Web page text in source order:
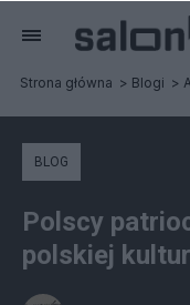
Strona główna Blogi
BLOG
Polscy
polskiej